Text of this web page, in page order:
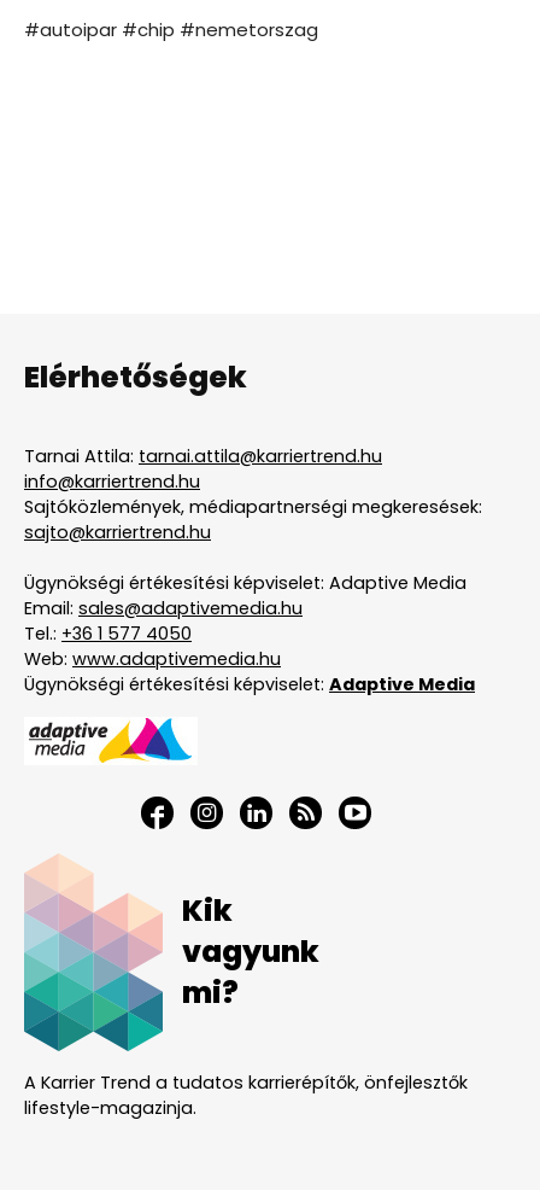
#autoipar #chip #nemetorszag
Elérhetőségek
Tarnai Attila: tarnai.attila@karriertrend.hu
info@karriertrend.hu
Sajtóközlemények, médiapartnerségi megkeresések:
sajto@karriertrend.hu
Ügynökségi értékesítési képviselet: Adaptive Media
Email: sales@adaptivemedia.hu
Tel.: +36 1 577 4050
Web: www.adaptivemedia.hu
Ügynökségi értékesítési képviselet: Adaptive Media
Kik
vagyunk
mi?
A Karrier Trend a tudatos karrierépítők, önfejlesztők
lifestyle-magazinja.